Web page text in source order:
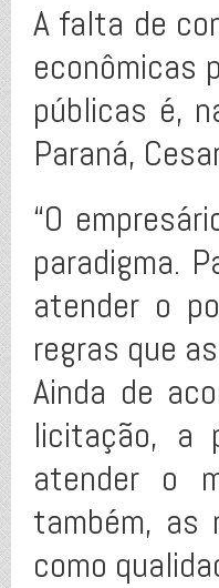
A falta de
econômicas
públicas é,
Paraná,
“O
paradigma.
atender o
regras que
Ainda de
licitação, a
atender o
também, as
como